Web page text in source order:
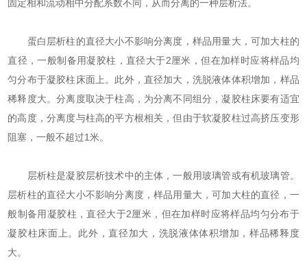
固定相和流动相中分配系数不同，从而分离的一种层析法。
蛋白层析柱的直径大小不影响分离度，样品用量大，可加大柱的
直径，一般制备用凝胶柱，直径大于2厘米，但在加样时应将样品均
匀分布于凝胶柱床面上。此外，直径加大，洗脱液体体积增加，样品
稀释度大。分离度取决于柱高，为分离不同组分，凝胶柱床要有适宜
的高度，分离度与柱高的平方根相关，但由于软凝胶柱过高挤压变形
阻塞，一般不超过1米。
层析柱是凝胶层析技术中的主体，一般用玻璃管或有机玻璃管。
层析柱的直径大小不影响分离度，样品用量大，可加大柱的直径，一
般制备用凝胶柱，直径大于2厘米，但在加样时应将样品均匀分布于
凝胶柱床面上。此外，直径加大，洗脱液体体积增加，样品稀释度
大。